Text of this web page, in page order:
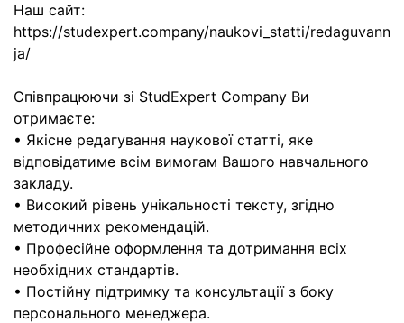
Наш сайт:
https://studexpert.company/naukovi_statti/redaguvann
ja/
Співпрацюючи зі StudExpert Company Ви
отримаєте:
• Якісне редагування наукової статті, яке
відповідатиме всім вимогам Вашого навчального
закладу.
• Високий рівень унікальності тексту, згідно
методичних рекомендацій.
• Професійне оформлення та дотримання всіх
необхідних стандартів.
• Постійну підтримку та консультації з боку
персонального менеджера.